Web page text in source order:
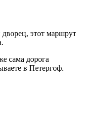
этот маршрут
сама дорога
в Петергоф.